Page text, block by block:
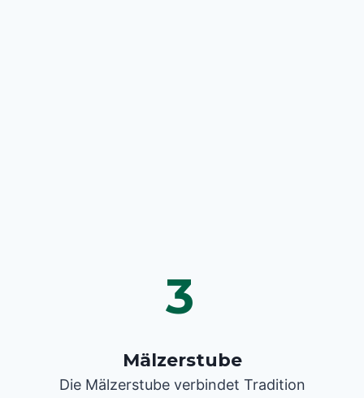
3
Mälzerstube
Die Mälzerstube verbindet Tradition